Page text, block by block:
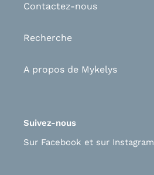
Contactez-nous
Recherche
A propos de Mykelys
Suivez-nous
Sur Facebook et sur Instagram